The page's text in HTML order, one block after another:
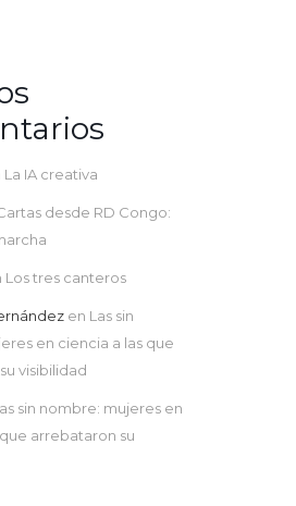
La IA creativa
desde RD Congo:
Los tres canteros
en Las sin
en ciencia a las que
visibilidad
sin nombre: mujeres en
arrebataron su